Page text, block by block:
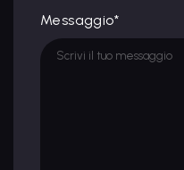
Messaggio*